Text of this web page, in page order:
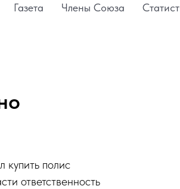
Газета Члены Союза
полис
ответственность